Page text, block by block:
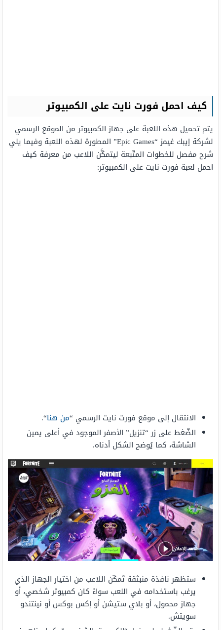
كيف احمل فورت نايت على الكمبيوتر
يتم تحميل هذه اللعبة على جهاز الكمبيوتر من الموقع الرسمي
لشركة إيبك غيمز “Epic Games” المطورة لهذه اللعبة وفيما يلي
شرح مفصل للخطوات المتّبعة ليتمكَّن اللاعب من معرفة كيف
احمل لعبة فورت نايت على الكمبيوتر:
الانتقال إلى موقع فورت نايت الرسمي “من هنا“.
الضّغط على زر “تنزيل” الأصفر الموجود في أعلى يمين
الشاشة، كما يُوضح الشكل أدناه.
ستظهر نافذة منبثقة تُمكّن اللاعب من اختيار الجهاز الذي
يرغب باستخدامه في اللعب سواءً كان كمبيوتر شخصي، أو
جهاز محمول، أو بلاي ستيشن أو إكس بوكس أو نينتندو
سويتش.